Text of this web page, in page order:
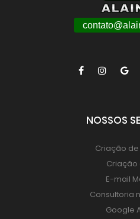
NOSSOS
Criação de
Criação
E-mail
Consultoria
Google